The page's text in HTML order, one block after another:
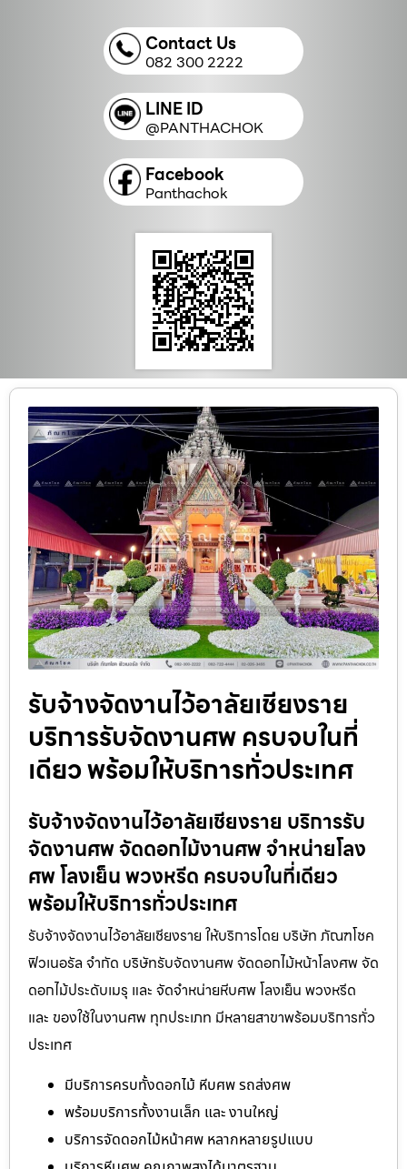
Contact Us
082 300 2222
LINE ID
@PANTHACHOK
Facebook
Panthachok
รับจ้างจัดงานไว้อาลัยเชียงราย
บริการรับจัดงานศพ ครบจบในที่
เดียว พร้อมให้บริการทั่วประเทศ
รับจ้างจัดงานไว้อาลัยเชียงราย บริการรับ
จัดงานศพ จัดดอกไม้งานศพ จำหน่ายโลง
ศพ โลงเย็น พวงหรีด ครบจบในที่เดียว
พร้อมให้บริการทั่วประเทศ
รับจ้างจัดงานไว้อาลัยเชียงราย ให้บริการโดย บริษัท ภัณฑโชค
ฟิวเนอรัล จำกัด บริษัทรับจัดงานศพ จัดดอกไม้หน้าโลงศพ จัด
ดอกไม้ประดับเมรุ และ จัดจำหน่ายหีบศพ โลงเย็น พวงหรีด
และ ของใช้ในงานศพ ทุกประเภท มีหลายสาขาพร้อมบริการทั่ว
ประเทศ
มีบริการครบทั้งดอกไม้ หีบศพ รถส่งศพ
พร้อมบริการทั้งงานเล็ก และ งานใหญ่
บริการจัดดอกไม้หน้าศพ หลากหลายรูปแบบ